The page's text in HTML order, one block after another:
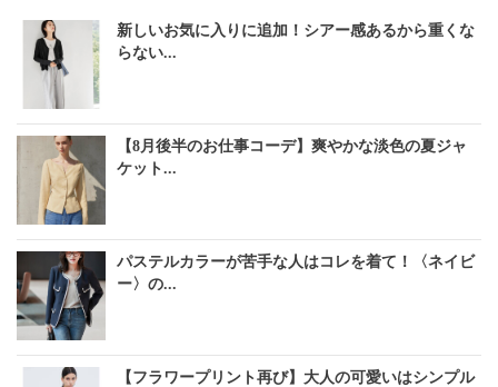
新しいお気に入りに追加！シアー感あるから重くな
らない...
【8月後半のお仕事コーデ】爽やかな淡色の夏ジャ
ケット...
パステルカラーが苦手な人はコレを着て！〈ネイビ
ー〉の...
【フラワープリント再び】大人の可愛いはシンプル